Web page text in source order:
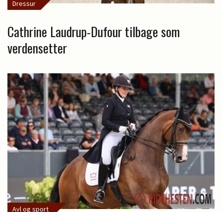
Dressur
Cathrine Laudrup-Dufour tilbage som
verdensetter
Avl og sport